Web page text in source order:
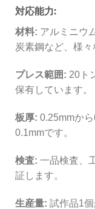
対応能力:
材料: アルミニウ
炭素鋼など、様々
プレス範囲: 20ト
保有しています。
板厚: 0.25mmか
0.1mmです。
検査: 一品検査、
証します。
生産量: 試作品1